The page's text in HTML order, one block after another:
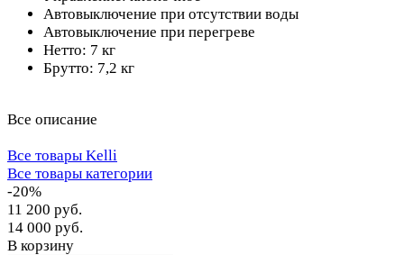
Автовыключение при отсутствии воды
Автовыключение при перегреве
Нетто: 7 кг
Брутто: 7,2 кг
Все описание
Все товары Kelli
Все товары категории
-20%
11 200 руб.
14 000 руб.
В корзину